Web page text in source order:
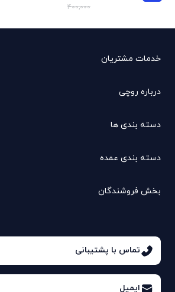
400,000
خدمات مشتریان
درباره روچی
دسته بندی ها
دسته بندی عمده
بخش فروشندگان
تماس با پشتیبانی
ایمیل